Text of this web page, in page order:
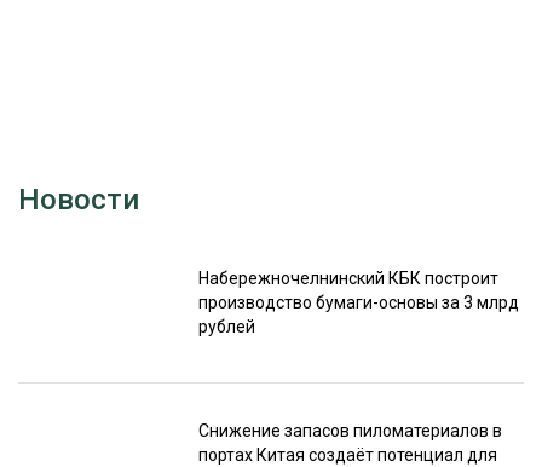
Новости
Набережночелнинский КБК построит
производство бумаги-основы за 3 млрд
рублей
Снижение запасов пиломатериалов в
портах Китая создаёт потенциал для